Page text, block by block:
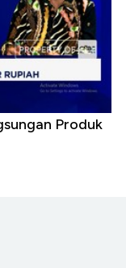
Produk